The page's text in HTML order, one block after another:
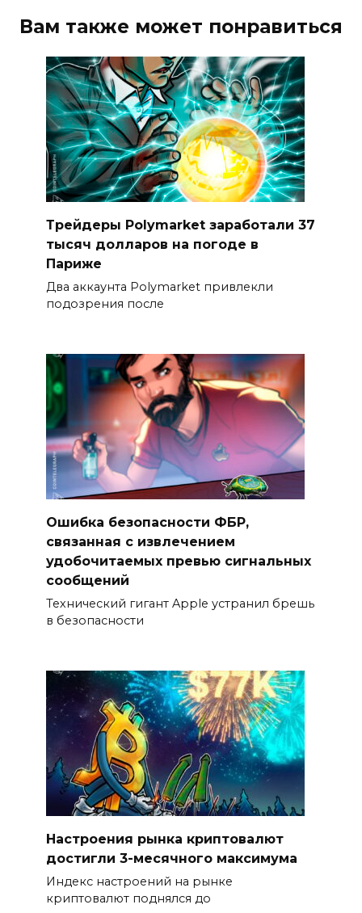
Вам также может понравиться
Трейдеры Polymarket заработали 37
тысяч долларов на погоде в
Париже
Два аккаунта Polymarket привлекли
подозрения после
Ошибка безопасности ФБР,
связанная с извлечением
удобочитаемых превью сигнальных
сообщений
Технический гигант Apple устранил брешь
в безопасности
Настроения рынка криптовалют
достигли 3-месячного максимума
Индекс настроений на рынке
криптовалют поднялся до